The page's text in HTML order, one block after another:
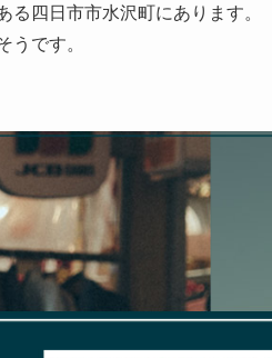
四日市市水沢町にあります。
うです。